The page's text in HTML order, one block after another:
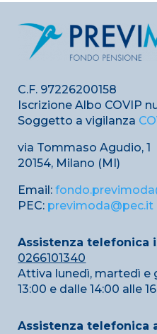
C.F. 97226200158
Iscrizione Albo COVIP
Soggetto a vigilanza
via Tommaso Agudio, 1
20154, Milano (MI)
Email:
PEC: previmoda@pec.it
Assistenza telefonica
0266101340
Attiva lunedì, martedì e
13:00 e dalle 14:00 alle
Assistenza telefonica